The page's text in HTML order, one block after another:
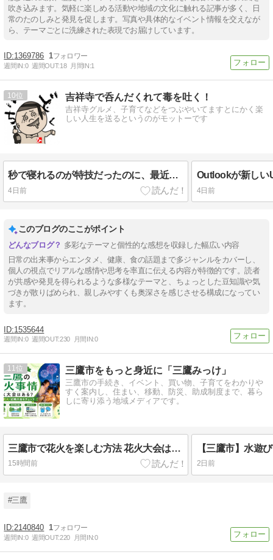
吹き込みます。気軽に楽しめる活動や地域の文化に触れる記事が多く、日
常のたのしみと発見を促します。写真や具体的なイベント情報を交えなが
ら、テーマごとに洗練された表現でお届けしています。
1369786 1
週間IN:0 週間OUT:18 月間IN:1
10 吉祥寺で呑んだくれて毒を吐く！
吉祥寺グルメ、子育てなどをつぶやいてますとにかく楽
しい人生を送るというのがモットーです
秒で寝れるのが特技だったのに、最近2日間の寝つきが悪くてびっくり。なんでだろう？
4日前 4日前
このブログのここがポイント
多彩なテーマと個性的な感想を収録した幅広い内容
日常の出来事からエンタメ、健康、食の話題まで多ジャンルをカバーし、
個人の視点でリアルな感情や思考を率直に伝える内容が特徴的です。読者
が共感や発見を得られるような多様なテーマと、ちょっとした豆知識や気
づきが散りばめられ、親しみやすくも奥深さを感じさせる構成になってい
ます。
1535644
週間IN:0 週間OUT:230 月間IN:0
11 三鷹市をもっと身近に「三鷹みっけ」
三鷹市の手続き、イベント、買い物、子育てをわかりや
すく案内し、住まい、移動、防災、助成制度まで、暮ら
しに寄り添う地域メディアです。
三鷹市で花火を楽しむ方法 花火大会は市外へ
15時間前 2日前
#三鷹
2140840 1
週間IN:0 週間OUT:220 月間IN:0